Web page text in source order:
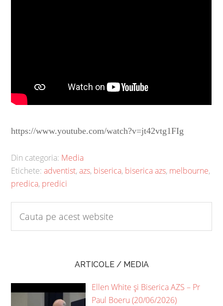
https://www.youtube.com/watch?v=jt42vtg1FIg
Din categoria: Media
Etichete:adventist,azs, biserica, biserica azs, melbourne,
predica, predici
ARTICOLE / MEDIA
Ellen White și Biserica AZS – Pr
Paul Boeru (20/06/2026)